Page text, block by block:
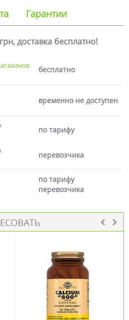
Гарантии
доставка бесплатно!
бесплатно
временно не доступен
по тарифу
перевозчика
по тарифу
перевозчика